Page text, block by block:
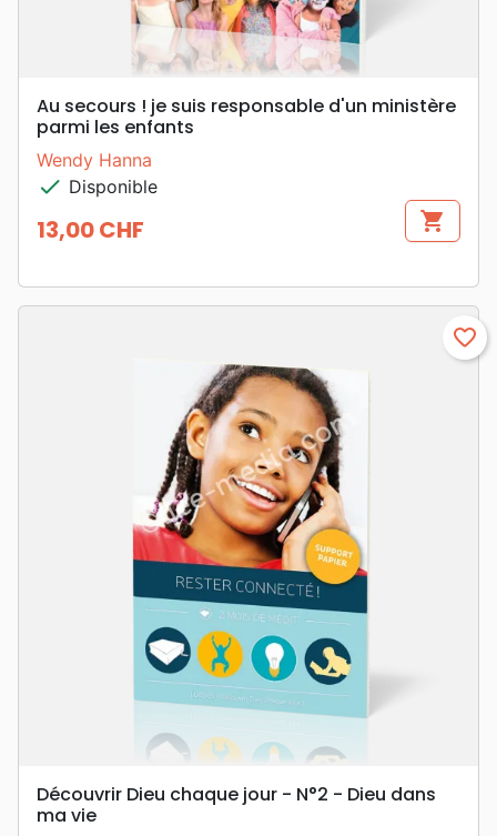
Au secours ! je suis responsable d'un ministère
parmi les enfants
Wendy Hanna
check Disponible
Prix
13,00 CHF shopping_cart
favorite_border
Découvrir Dieu chaque jour - N°2 - Dieu dans
ma vie